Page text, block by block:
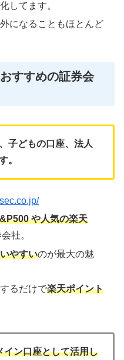
してます。
になることもほとんど
すすめの証券会
子どもの口座、法人
。
や人気の楽天
社。
やすいのが最大の魅
るだけで楽天ポイント
イン口座として活用し